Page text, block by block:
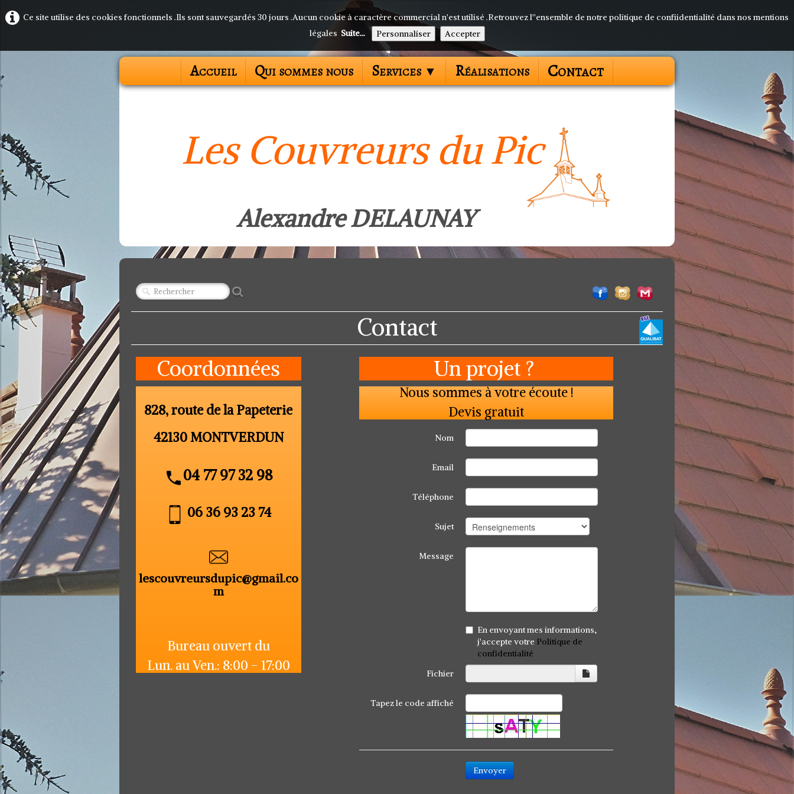
Ce site utilise des cookies fonctionnels .Ils sont sauvegardés 30 jours .Aucun cookie à caractère commercial n'est utilisé .Retrouvez l''ensemble de notre politique de confiidentialité dans nos mentions
légales Suite... Personnaliser Accepter
Accueil Qui sommes nous Services▼ Réalisations Contact
Les Couvreurs du Pic
Alexandre DELAUNAY
Contact
Coordonnées
828, route de la Papeterie
42130 MONTVERDUN
04 77 97 32 98
06 36 93 23 74
lescouvreursdupic@gmail.co
m
Bureau ouvert du
Lun. au Ven.: 8:00 - 17:00
Un projet ?
Nous sommes à votre écoute !
Devis gratuit
Nom
Email
Téléphone
Sujet
Message
En envoyant mes informations,
j'accepte votre Politique de
confidentialité
Fichier
Tapez le code affiché
Envoyer